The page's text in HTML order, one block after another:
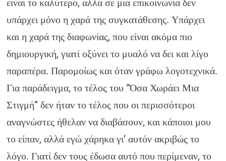
είναι το καλύτερο, αλλά σε μια επικοινωνία δεν
υπάρχει μόνο η χαρά της συγκατάθεσης. Υπάρχει
και η χαρά της διαφωνίας, που είναι ακόμα πιο
δημιουργική, γιατί οξύνει το μυαλό να δει και λίγο
παραπέρα. Παρομοίως και όταν γράφω λογοτεχνικά.
Για παράδειγμα, το τέλος του “Όσα Χωράει Μια
Στιγμή” δεν ήταν το τέλος που οι περισσότεροι
αναγνώστες ήθελαν να διαβάσουν, και κάποιοι μου
το είπαν, αλλά εγώ χάρηκα γι’ αυτόν ακριβώς το
λόγο. Γιατί δεν τους έδωσα αυτό που περίμεναν, το